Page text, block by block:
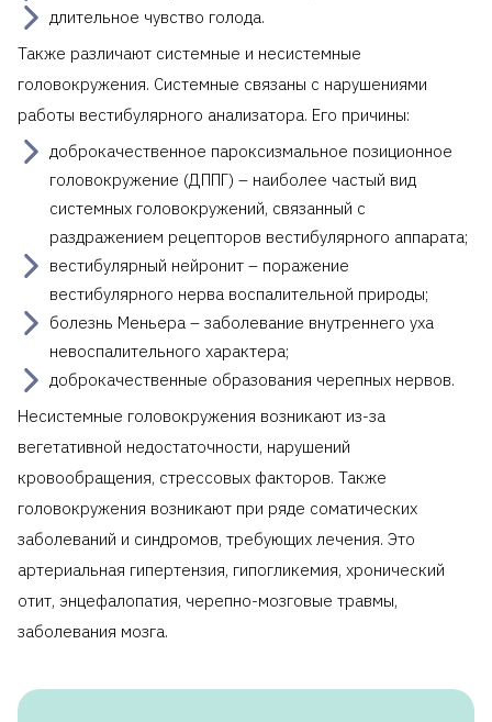
длительное чувство голода.
Также различают системные и несистемные
головокружения. Системные связаны с нарушениями
работы вестибулярного анализатора. Его причины:
доброкачественное пароксизмальное позиционное
головокружение (ДППГ) – наиболее частый вид
системных головокружений, связанный с
раздражением рецепторов вестибулярного аппарата;
вестибулярный нейронит – поражение
вестибулярного нерва воспалительной природы;
болезнь Меньера – заболевание внутреннего уха
невоспалительного характера;
доброкачественные образования черепных нервов.
Несистемные головокружения возникают из-за
вегетативной недостаточности, нарушений
кровообращения, стрессовых факторов. Также
головокружения возникают при ряде соматических
заболеваний и синдромов, требующих лечения. Это
артериальная гипертензия, гипогликемия, хронический
отит, энцефалопатия, черепно-мозговые травмы,
заболевания мозга.